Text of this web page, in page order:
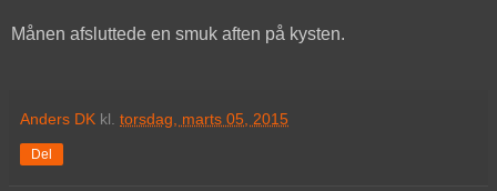
Månen afsluttede en smuk aften på kysten.
Anders DK kl. torsdag, marts 05, 2015
Del